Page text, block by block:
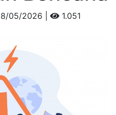
05/2026 | 1.051